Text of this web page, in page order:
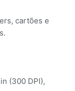
cartões e
(300 DPI),